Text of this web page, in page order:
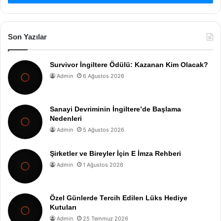
Son Yazılar
Survivor İngiltere Ödülü: Kazanan Kim Olacak?
Admin 6 Ağustos 2026
Sanayi Devriminin İngiltere’de Başlama
Nedenleri
Admin 5 Ağustos 2026
Şirketler ve Bireyler İçin E İmza Rehberi
Admin 1 Ağustos 2026
Özel Günlerde Tercih Edilen Lüks Hediye
Kutuları
Admin 25 Temmuz 2026